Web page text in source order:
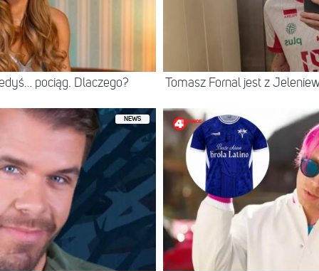
pociąg. Dlaczego? Tomasz Fornal jest z
NEWS